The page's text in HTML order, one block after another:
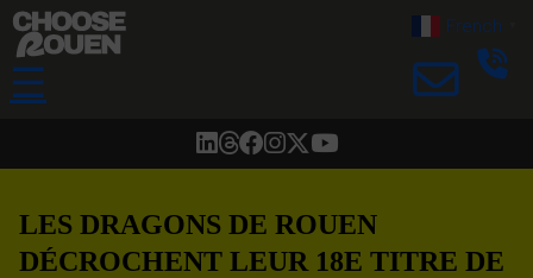
☰
French
LES DRAGONS DE ROUEN
DÉCROCHENT LEUR 18E TITRE DE